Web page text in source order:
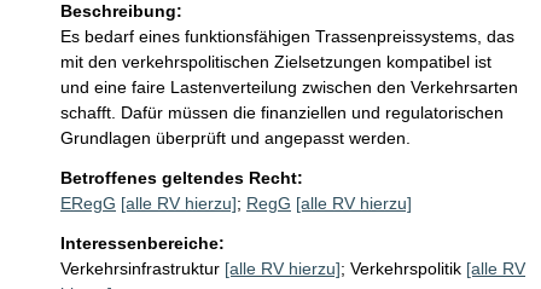
Beschreibung:
Es bedarf eines funktionsfähigen Trassenpreissystems, das
mit den verkehrspolitischen Zielsetzungen kompatibel ist
und eine faire Lastenverteilung zwischen den Verkehrsarten
schafft. Dafür müssen die finanziellen und regulatorischen
Grundlagen überprüft und angepasst werden.
Betroffenes geltendes Recht:
ERegG [alle RV hierzu]; RegG [alle RV hierzu]
Interessenbereiche:
Verkehrsinfrastruktur [alle RV hierzu]; Verkehrspolitik [alle RV